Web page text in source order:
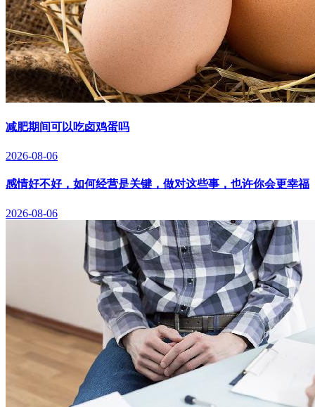
减肥期间可以吃卤鸡蛋吗
2026-08-06
感情好不好，如何经营是关键，做对这些事，也许你会更幸福
2026-08-06